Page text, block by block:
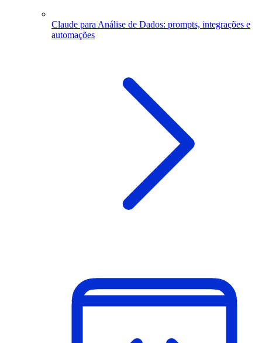
Claude para Análise de Dados: prompts, integrações e
automações